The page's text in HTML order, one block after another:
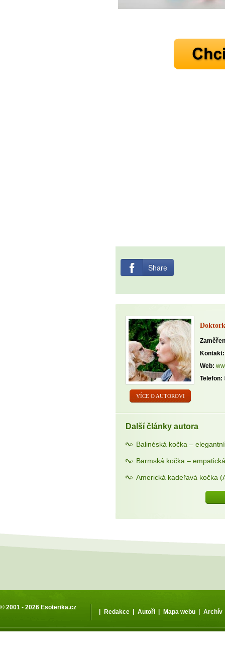
Share
VÍCE O AUTOROVI
Kontakt:
Web:
Telefon:
Další články autora
Balinéská kočka –
Barmská kočka –
Americká kadeřavá kočka
© 2001 - 2026 Esoterika.cz
| Redakce | Autoři | Mapa webu | Archív